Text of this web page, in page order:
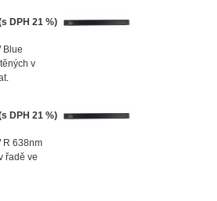
DPH 21 %)
Blue
v
DPH 21 %)
R 638nm
řadě ve